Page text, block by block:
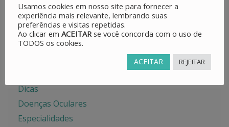
CATEGORIAS
Dicas
Doenças Oculares
Especialidades
Usamos cookies em nosso site para fornecer a
experiência mais relevante, lembrando suas
preferências e visitas repetidas.
Ao clicar em ACEITAR se você concorda com o uso de
TODOS os cookies.
ACEITAR REJEITAR